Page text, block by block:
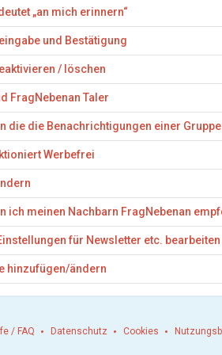
„an mich erinnern“
und Bestätigung
/ löschen
FragNebenan Taler
die die Benachrichtigungen einer
Werbefrei
ich meinen Nachbarn FragNebenan
für Newsletter etc. bearbeiten
hinzufügen/ändern
/ FAQ Datenschutz Cookies